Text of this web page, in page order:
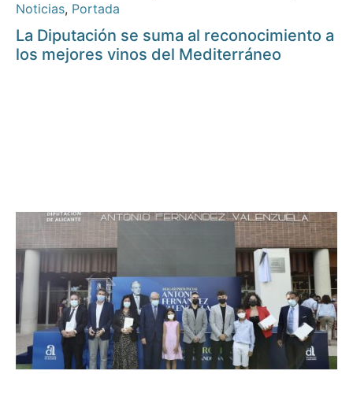
Noticias, Portada
La Diputación se suma al reconocimiento a
los mejores vinos del Mediterráneo